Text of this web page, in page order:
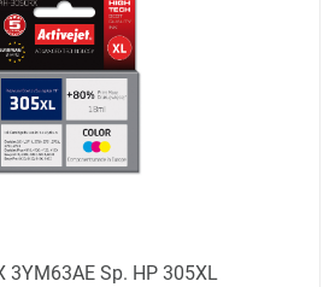
3YM63AE Sp. HP 305XL